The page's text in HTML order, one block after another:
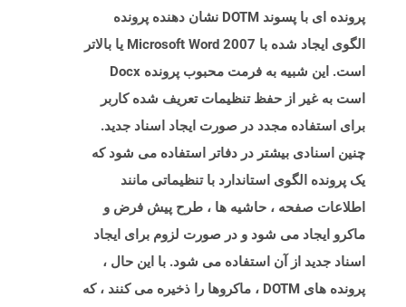
پرونده ای با پسوند DOTM نشان دهنده پرونده
الگوی ایجاد شده با Microsoft Word 2007 یا بالاتر
است. این شبیه به فرمت محبوب پرونده Docx
است به غیر از حفظ تنظیمات تعریف شده کاربر
برای استفاده مجدد در صورت ایجاد اسناد جدید.
چنین اسنادی بیشتر در دفاتر استفاده می شود که
یک پرونده الگوی استاندارد با تنظیماتی مانند
اطلاعات صفحه ، حاشیه ها ، طرح پیش فرض و
ماکرو ایجاد می شود و در صورت لزوم برای ایجاد
اسناد جدید از آن استفاده می شود. با این حال ،
پرونده های DOTM ، ماکروها را ذخیره می کنند ، که